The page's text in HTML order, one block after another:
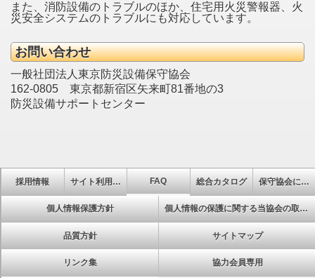
また、消防設備のトラブルのほか、住宅用火災警報器、火
災安全システムのトラブルにも対応しています。
お問い合わせ
一般社団法人東京防災設備保守協会
162-0805 東京都新宿区矢来町81番地の3
防災設備サポートセンター
採用情報 サイト利用について FAQ 総合カタログ 保守協会について
個人情報保護方針 個人情報の保護に関する当協会の取扱い
品質方針 サイトマップ
リンク集 協力会員専用